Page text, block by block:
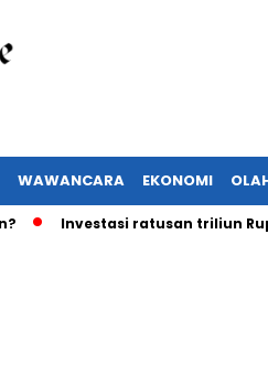
WAWANCARA EKONOMI
Investasi ratusan triliun Rupiah